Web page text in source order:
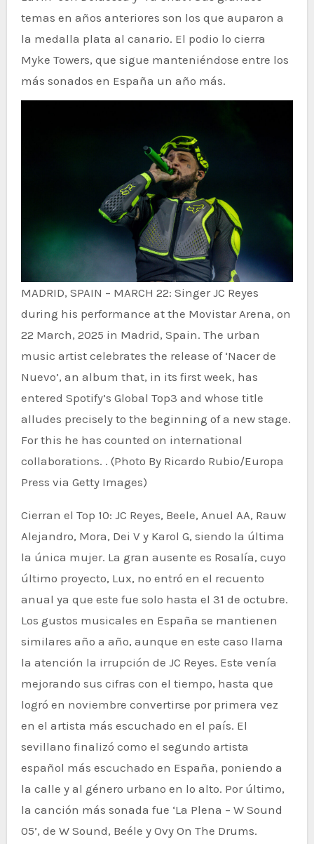
temas en años anteriores son los que auparon a
la medalla plata al canario. El podio lo cierra
Myke Towers, que sigue manteniéndose entre los
más sonados en España un año más.
MADRID, SPAIN – MARCH 22: Singer JC Reyes
during his performance at the Movistar Arena, on
22 March, 2025 in Madrid, Spain. The urban
music artist celebrates the release of ‘Nacer de
Nuevo’, an album that, in its first week, has
entered Spotify’s Global Top3 and whose title
alludes precisely to the beginning of a new stage.
For this he has counted on international
collaborations. . (Photo By Ricardo Rubio/Europa
Press via Getty Images)
Cierran el Top 10: JC Reyes, Beele, Anuel AA, Rauw
Alejandro, Mora, Dei V y Karol G, siendo la última
la única mujer. La gran ausente es Rosalía, cuyo
último proyecto, Lux, no entró en el recuento
anual ya que este fue solo hasta el 31 de octubre.
Los gustos musicales en España se mantienen
similares año a año, aunque en este caso llama
la atención la irrupción de JC Reyes. Este venía
mejorando sus cifras con el tiempo, hasta que
logró en noviembre convertirse por primera vez
en el artista más escuchado en el país. El
sevillano finalizó como el segundo artista
español más escuchado en España, poniendo a
la calle y al género urbano en lo alto. Por último,
la canción más sonada fue ‘La Plena – W Sound
05’, de W Sound, Beéle y Ovy On The Drums.